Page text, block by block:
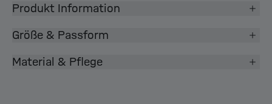
Produkt Information
Größe & Passform
Material & Pflege